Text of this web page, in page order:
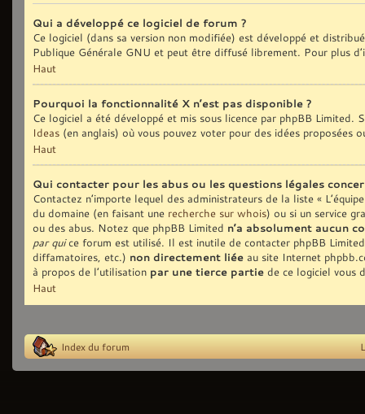
Qui a développé ce logiciel de forum ?
Ce logiciel (dans sa version non modifiée) est développé et
Publique Générale GNU et peut être diffusé librement. Pour plus
Haut
Pourquoi la fonctionnalité X n’est pas disponible ?
Ce logiciel a été développé et mis sous licence par phpBB Limited.
Ideas (en anglais) où vous pouvez voter pour des idées proposées
Haut
Qui contacter pour les abus ou les questions légales
Contactez n’importe lequel des administrateurs de la liste «
du domaine (en faisant une recherche sur whois) ou si un service
ou des abus. Notez que phpBB Limited n’a absolument aucun
par quice forum est utilisé. Il est inutile de contacter phpBB
diffamatoires, etc.) non directement liée au site Internet
à propos de l’utilisation par une tierce partie de ce logiciel vous
Haut
Index du forum